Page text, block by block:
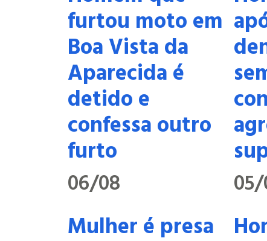
furtou moto em
Boa Vista da
Aparecida é
detido e
confessa outro
furto
06/08
Mulher é presa